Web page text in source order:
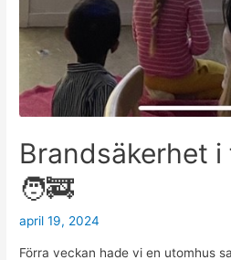
Brandsäkerhet i
🧑‍🚒
april 19, 2024
Förra veckan hade vi en utomhus